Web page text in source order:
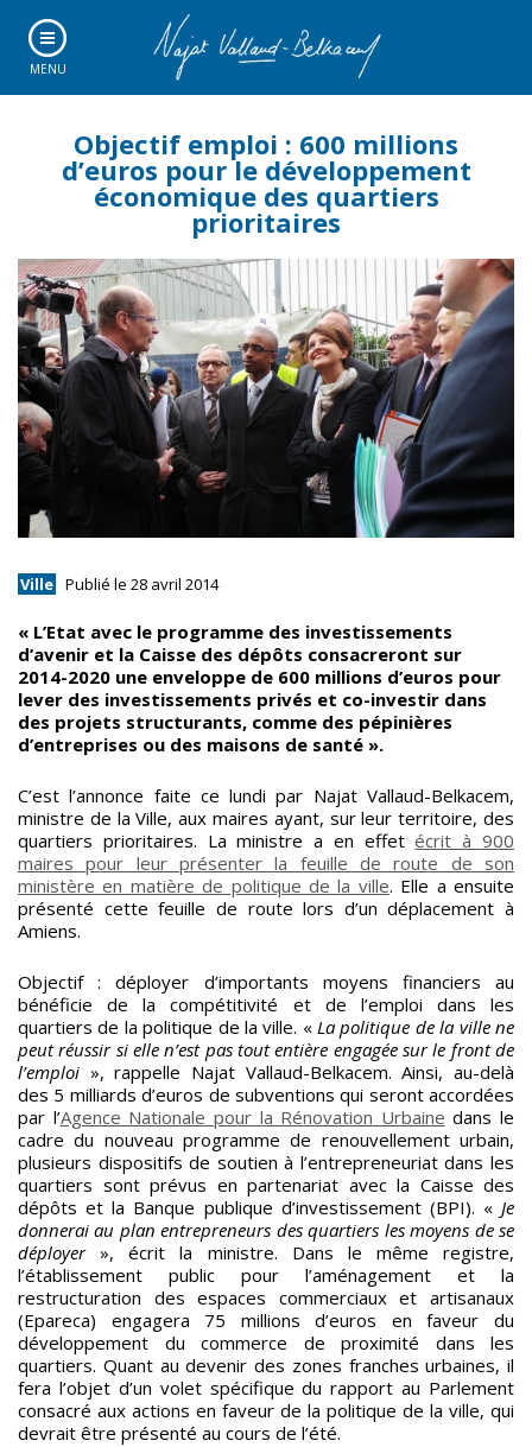
MENU
Objectif emploi : 600 millions
d’euros pour le développement
économique des quartiers
prioritaires
Ville Publié le 28 avril 2014
« L’Etat avec le programme des investissements
d’avenir et la Caisse des dépôts consacreront sur
2014-2020 une enveloppe de 600 millions d’euros pour
lever des investissements privés et co-investir dans
des projets structurants, comme des pépinières
d’entreprises ou des maisons de santé ».
C’est l’annonce faite ce lundi par Najat Vallaud-Belkacem,
ministre de la Ville, aux maires ayant, sur leur territoire, des
quartiers prioritaires. La ministre a en effetécrit à 900
maires pour leur présenter la feuille de route de son
ministère en matière de politique de la ville. Elle a ensuite
présenté cette feuille de route lors d’un déplacement à
Amiens.
Objectif : déployer d’importants moyens financiers au
bénéficie de la compétitivité et de l’emploi dans les
quartiers de la politique de la ville. «La politique de la ville ne
peut réussir si elle n’est pas tout entière engagée sur le front de
l’emploi », rappelle Najat Vallaud-Belkacem. Ainsi, au-delà
des 5 milliards d’euros de subventions qui seront accordées
par l’Agence Nationale pour la Rénovation Urbaine dans le
cadre du nouveau programme de renouvellement urbain,
plusieurs dispositifs de soutien à l’entrepreneuriat dans les
quartiers sont prévus en partenariat avec la Caisse des
dépôts et la Banque publique d’investissement (BPI). « Je
donnerai au plan entrepreneurs des quartiers les moyens de se
déployer», écrit la ministre. Dans le même registre,
l’établissement public pour l’aménagement et la
restructuration des espaces commerciaux et artisanaux
(Epareca) engagera 75 millions d’euros en faveur du
développement du commerce de proximité dans les
quartiers. Quant au devenir des zones franches urbaines, il
fera l’objet d’un volet spécifique du rapport au Parlement
consacré aux actions en faveur de la politique de la ville, qui
devrait être présenté au cours de l’été.